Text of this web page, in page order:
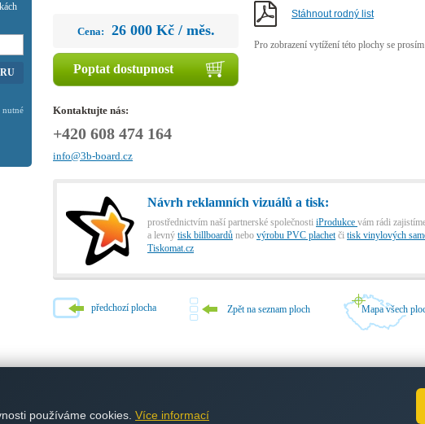
Cena: 26 000 Kč / měs.
Poptat dostupnost
Kontaktujte nás:
+420 608 474 164
info@3b-board.cz
Stáhnout rodný list
Pro zobrazení vytížení této plochy se prosím
Návrh reklamních vizuálů a tisk:
prostřednictvím naší partnerské společnosti iProdukce vám rádi
a levný tisk billboardů nebo výrobu PVC plachetči tisk vinylových
Tiskomat.cz
předchozí plocha Zpět na seznam ploch Mapa všech
nutné
Naši
používáme cookies. Více informací